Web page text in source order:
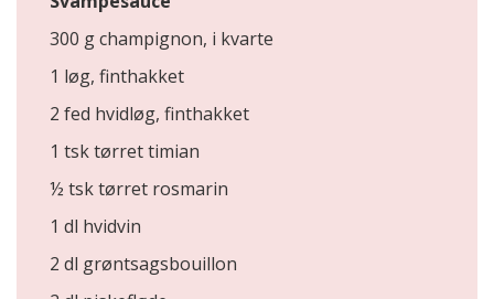
300 g champignon, i kvarte
1 løg, finthakket
2 fed hvidløg, finthakket
1 tsk tørret timian
½ tsk tørret rosmarin
1 dl hvidvin
2 dl grøntsagsbouillon